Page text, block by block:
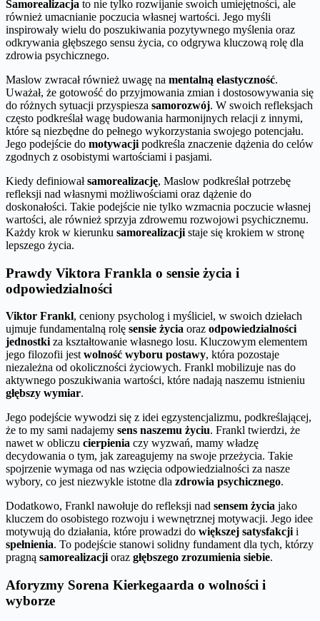
Samorealizacja to nie tylko rozwijanie swoich umiejętności, ale
również umacnianie poczucia własnej wartości. Jego myśli
inspirowały wielu do poszukiwania pozytywnego myślenia oraz
odkrywania głębszego sensu życia, co odgrywa kluczową rolę dla
zdrowia psychicznego.
Maslow zwracał również uwagę na mentalną elastyczność.
Uważał, że gotowość do przyjmowania zmian i dostosowywania się
do różnych sytuacji przyspiesza samorozwój. W swoich refleksjach
często podkreślał wagę budowania harmonijnych relacji z innymi,
które są niezbędne do pełnego wykorzystania swojego potencjału.
Jego podejście do motywacji podkreśla znaczenie dążenia do celów
zgodnych z osobistymi wartościami i pasjami.
Kiedy definiowałsamorealizację, Maslow podkreślał potrzebę
refleksji nad własnymi możliwościami oraz dążenie do
doskonałości. Takie podejście nie tylko wzmacnia poczucie własnej
wartości, ale również sprzyja zdrowemu rozwojowi psychicznemu.
Każdy krok w kierunku samorealizacji staje się krokiem w stronę
lepszego życia.
Prawdy Viktora Frankla o sensie życia i
odpowiedzialności
Viktor Frankl, ceniony psycholog i myśliciel, w swoich dziełach
ujmuje fundamentalną rolę sensie życia oraz odpowiedzialności
jednostki za kształtowanie własnego losu. Kluczowym elementem
jego filozofii jest wolność wyboru postawy, która pozostaje
niezależna od okoliczności życiowych. Frankl mobilizuje nas do
aktywnego poszukiwania wartości, które nadają naszemu istnieniu
głębszy wymiar.
Jego podejście wywodzi się z idei egzystencjalizmu, podkreślającej,
że to my sami nadajemy sens naszemu życiu. Frankl twierdzi, że
nawet w obliczu cierpienia czy wyzwań, mamy władzę
decydowania o tym, jak zareagujemy na swoje przeżycia. Takie
spojrzenie wymaga od nas wzięcia odpowiedzialności za nasze
wybory, co jest niezwykle istotne dla zdrowia psychicznego.
Dodatkowo, Frankl nawołuje do refleksji nad sensem życia jako
kluczem do osobistego rozwoju i wewnętrznej motywacji. Jego idee
motywują do działania, które prowadzi do większej satysfakcji i
spełnienia. To podejście stanowi solidny fundament dla tych, którzy
pragną samorealizacji oraz głębszego zrozumienia siebie.
Aforyzmy Sorena Kierkegaarda o wolności i
wyborze